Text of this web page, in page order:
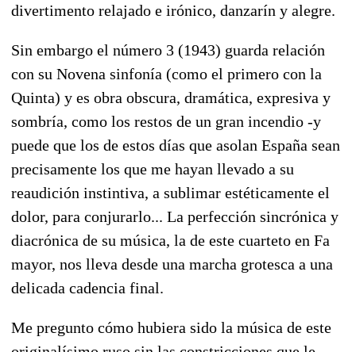
divertimento relajado e irónico, danzarín y alegre.
Sin embargo el número 3 (1943) guarda relación
con su Novena sinfonía (como el primero con la
Quinta) y es obra obscura, dramática, expresiva y
sombría, como los restos de un gran incendio -y
puede que los de estos días que asolan España sean
precisamente los que me hayan llevado a su
reaudición instintiva, a sublimar estéticamente el
dolor, para conjurarlo... La perfección sincrónica y
diacrónica de su música, la de este cuarteto en Fa
mayor, nos lleva desde una marcha grotesca a una
delicada cadencia final.
Me pregunto cómo hubiera sido la música de este